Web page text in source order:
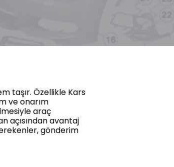
taşır. Özellikle Kars
ve onarım
araç
açısından avantaj
gönderim